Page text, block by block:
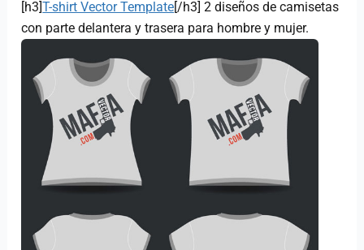
[h3]T-shirt Vector Template[/h3] 2 diseños de camisetas
con parte delantera y trasera para hombre y mujer.